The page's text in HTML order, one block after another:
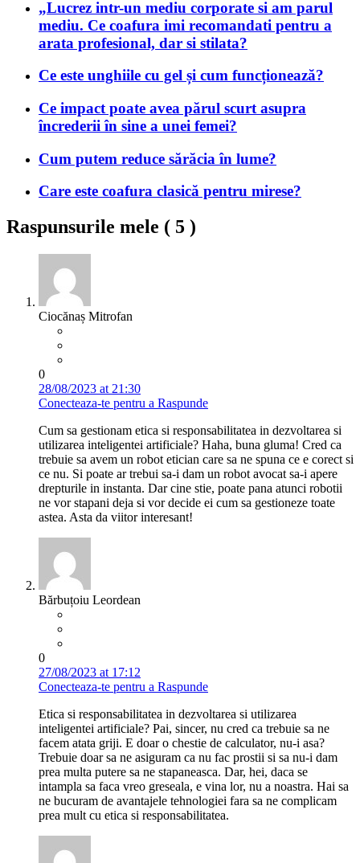
„Lucrez intr-un mediu corporate si am parul
mediu. Ce coafura imi recomandati pentru a
arata profesional, dar si stilata?
Ce este unghiile cu gel și cum funcționează?
Ce impact poate avea părul scurt asupra
încrederii în sine a unei femei?
Cum putem reduce sărăcia în lume?
Care este coafura clasică pentru mirese?
Raspunsurile mele ( 5 )
Ciocănaș Mitrofan
0
28/08/2023 at 21:30
Conecteaza-te pentru a Raspunde
Cum sa gestionam etica si responsabilitatea in dezvoltarea si
utilizarea inteligentei artificiale? Haha, buna gluma! Cred ca
trebuie sa avem un robot etician care sa ne spuna ce e corect si
ce nu. Si poate ar trebui sa-i dam un robot avocat sa-i apere
drepturile in instanta. Dar cine stie, poate pana atunci robotii
ne vor stapani deja si vor decide ei cum sa gestioneze toate
astea. Asta da viitor interesant!
Bărbuțoiu Leordean
0
27/08/2023 at 17:12
Conecteaza-te pentru a Raspunde
Etica si responsabilitatea in dezvoltarea si utilizarea
inteligentei artificiale? Pai, sincer, nu cred ca trebuie sa ne
facem atata griji. E doar o chestie de calculator, nu-i asa?
Trebuie doar sa ne asiguram ca nu fac prostii si sa nu-i dam
prea multa putere sa ne stapaneasca. Dar, hei, daca se
intampla sa faca vreo greseala, e vina lor, nu a noastra. Hai sa
ne bucuram de avantajele tehnologiei fara sa ne complicam
prea mult cu etica si responsabilitatea.